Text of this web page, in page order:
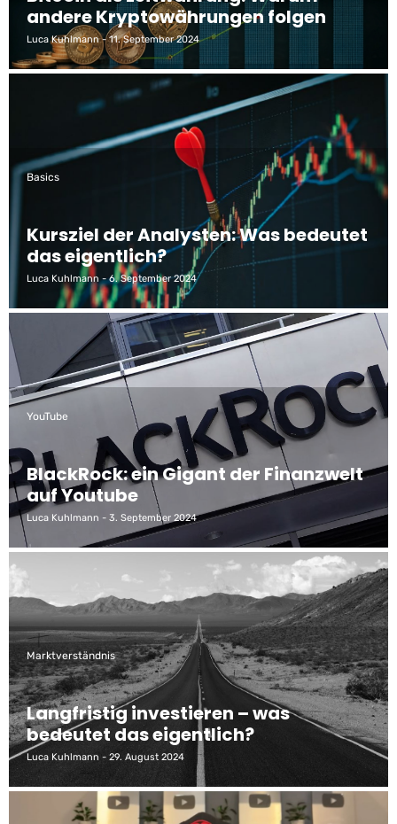
andere Kryptowährungen folgen
Luca Kuhlmann 11. September 2024
Basics
Kursziel der Analysten: Was bedeutet
das eigentlich?
Luca Kuhlmann 6. September 2024
YouTube
BlackRock: ein Gigant der Finanzwelt
auf Youtube
Luca Kuhlmann 3. September 2024
Marktverständnis
Langfristig investieren – was
bedeutet das eigentlich?
Luca Kuhlmann 29. August 2024